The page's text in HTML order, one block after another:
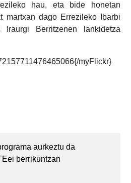
hau, eta bide honetan
martxan dago Errezileko Ibarbi
Iraurgi Berritzenen lankidetza
myFlickr}
aurkeztu da
berrikuntzan